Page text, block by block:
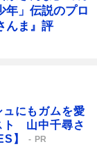
」伝説のプロ
んま』評
にもガムを愛
ト 山中千尋さ
】
PR